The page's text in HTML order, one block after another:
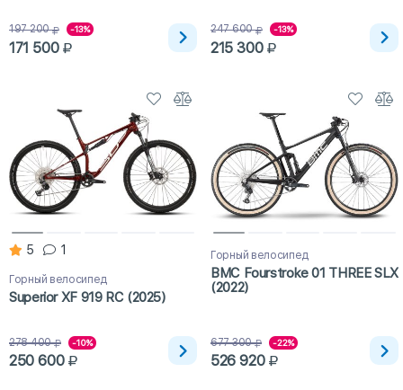
197 200 -13%
171 500
247 600 -13%
215 300
5 1
Горный велосипед
Superior XF 919 RC (2025)
278 400 -10%
250 600
Горный велосипед
BMC Fourstroke 01 THREE SLX
(2022)
677 300 -22%
526 920